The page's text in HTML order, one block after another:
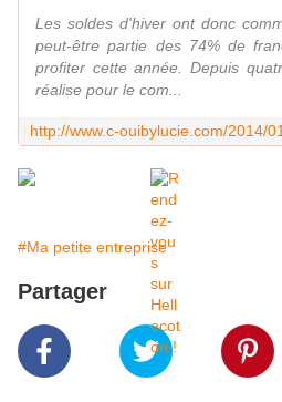
Les soldes d'hiver ont donc
peut-être partie des 74% de
profiter cette année. Depuis
réalise pour le com...
#Ma petite entreprise
Partager